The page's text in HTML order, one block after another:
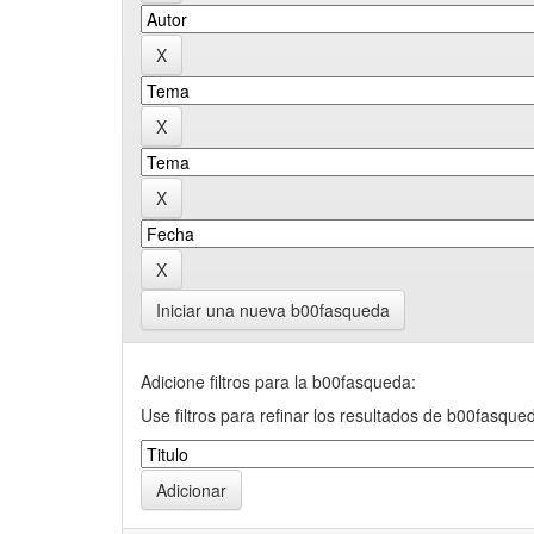
Iniciar una nueva b00fasqueda
Adicione filtros para la b00fasqueda:
Use filtros para refinar los resultados de